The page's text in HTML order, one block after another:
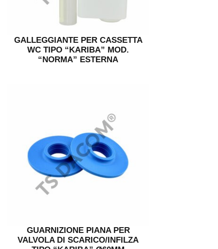
GALLEGGIANTE PER CASSETTA
WC TIPO “KARIBA” MOD.
“NORMA” ESTERNA
GUARNIZIONE PIANA PER
VALVOLA DI SCARICO/INFILZA